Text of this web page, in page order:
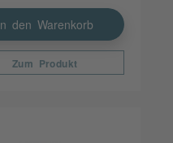
In den Warenkorb
Zum Produkt